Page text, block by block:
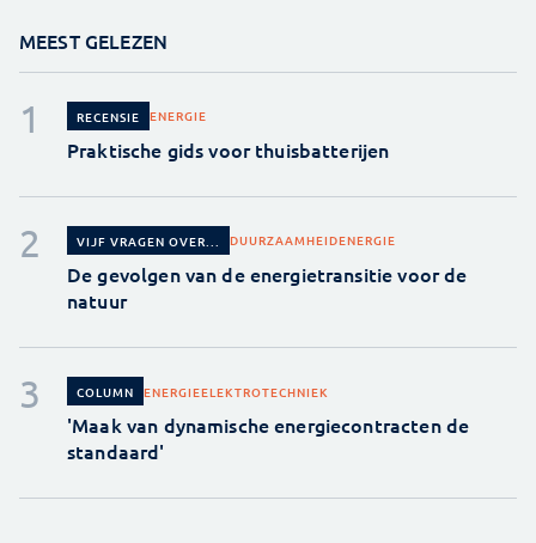
MEEST GELEZEN
RECENSIE ENERGIE
Praktische gids voor thuisbatterijen
VIJF VRAGEN OVER... DUURZAAMHEIDENERGIE
De gevolgen van de energietransitie voor de
natuur
COLUMN ENERGIEELEKTROTECHNIEK
'Maak van dynamische energiecontracten de
standaard'